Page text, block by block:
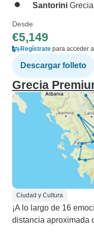
Santorini Grecia
Desde
€5,149
Regístrate para acceder
Descargar folleto
Grecia
Ciudad y Cultura
¡A lo largo de 16
distancia aproximada